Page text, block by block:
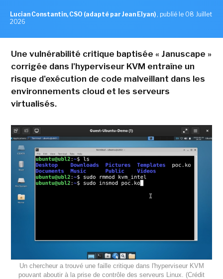
Lucian Constantin, CSO (adapté par Jean Elyan) , publié le 08 Juillet
2026
Une vulnérabilité critique baptisée « Januscape »
corrigée dans l'hyperviseur KVM entraîne un
risque d'exécution de code malveillant dans les
environnements cloud et les serveurs
virtualisés.
Un chercheur a trouvé une faille critique dans l'hyperviseur KVM
pouvant aboutir à la prise de contrôle des serveurs Linux. (Crédit